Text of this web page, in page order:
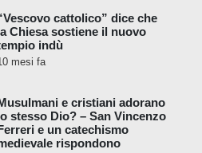
distaccarsi dal
di Pietro deve capire
dal mistero
mangerà
fuori di questa
dalla
Amantissimus, 1862
cattolico” dice che
Chiesa sostiene il nuovo
indù
mesi fa
e cristiani adorano
stesso Dio? – San Vincenzo
e un catechismo
rispondono